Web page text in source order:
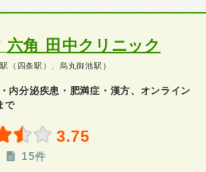
六角 田中クリニック
（四条駅）、烏丸御池駅）
内分泌疾患・肥満症・漢方、オンライン
で
3.75
15件